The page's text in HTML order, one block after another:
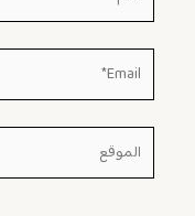
Email*
الموقع